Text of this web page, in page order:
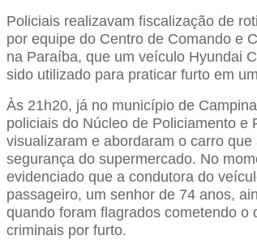
Policiais realizavam fiscalização de
por equipe do Centro de Comando e
na Paraíba, que um veículo Hyundai
sido utilizado para praticar furto em um
Às 21h20, já no município de
policiais do Núcleo de Policiamento e
visualizaram e abordaram o carro
segurança do supermercado. No
evidenciado que a condutora do
passageiro, um senhor de 74 anos,
quando foram flagrados cometendo o
criminais por furto.